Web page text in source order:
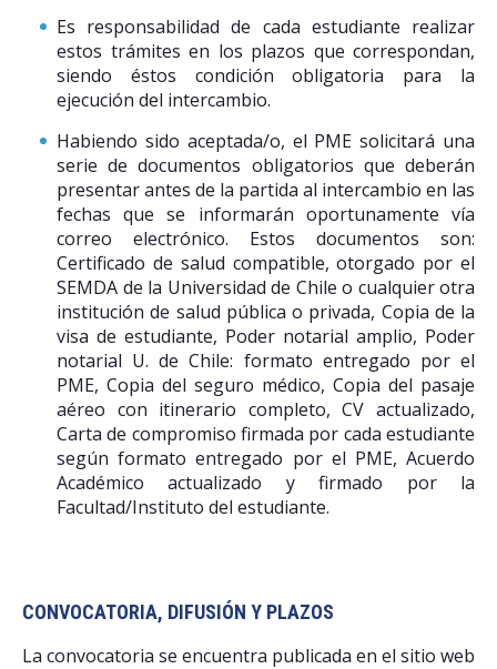
Es responsabilidad de cada estudiante realizar
estos trámites en los plazos que correspondan,
siendo éstos condición obligatoria para la
ejecución del intercambio.
Habiendo sido aceptada/o, el PME solicitará una
serie de documentos obligatorios que deberán
presentar antes de la partida al intercambio en las
fechas que se informarán oportunamente vía
correo electrónico. Estos documentos son:
Certificado de salud compatible, otorgado por el
SEMDA de la Universidad de Chile o cualquier otra
institución de salud pública o privada, Copia de la
visa de estudiante, Poder notarial amplio, Poder
notarial U. de Chile: formato entregado por el
PME, Copia del seguro médico, Copia del pasaje
aéreo con itinerario completo, CV actualizado,
Carta de compromiso firmada por cada estudiante
según formato entregado por el PME, Acuerdo
Académico actualizado y firmado por la
Facultad/Instituto del estudiante.
CONVOCATORIA, DIFUSIÓN Y PLAZOS
La convocatoria se encuentra publicada en el sitio web